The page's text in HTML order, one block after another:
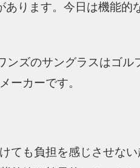
あります。今日は機能的
ンズのサングラスはゴル
ーカーです。
ても負担を感じさせない